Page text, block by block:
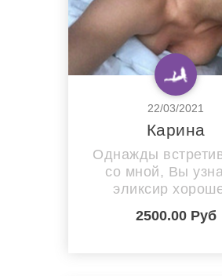
22/03/2021
Карина
Однажды
со мной, Вы
эликсир
настроения и
самочувствия!
2500.00 Руб